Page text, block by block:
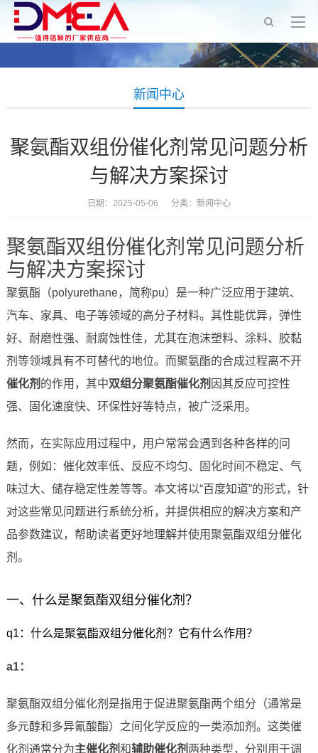
新闻中心
聚氨酯双组份催化剂常见问题分析
与解决方案探讨
日期：2025-05-06 分类： 新闻中心
聚氨酯双组份催化剂常见问题分析
与解决方案探讨
聚氨酯（polyurethane，简称pu）是一种广泛应用于建筑、
汽车、家具、电子等领域的高分子材料。其性能优异，弹性
好、耐磨性强、耐腐蚀性佳，尤其在泡沫塑料、涂料、胶黏
剂等领域具有不可替代的地位。而聚氨酯的合成过程离不开
催化剂 的作用，其中双组分聚氨酯催化剂 因其反应可控性
强、固化速度快、环保性好等特点，被广泛采用。
然而，在实际应用过程中，用户常常会遇到各种各样的问
题，例如：催化效率低、反应不均匀、固化时间不稳定、气
味过大、储存稳定性差等等。本文将以“百度知道”的形式，针
对这些常见问题进行系统分析，并提供相应的解决方案和产
品参数建议，帮助读者更好地理解并使用聚氨酯双组分催化
剂。
一、什么是聚氨酯双组分催化剂？
q1：什么是聚氨酯双组分催化剂？它有什么作用？
a1：
聚氨酯双组分催化剂是指用于促进聚氨酯两个组分（通常是
多元醇和多异氰酸酯）之间化学反应的一类添加剂。这类催
化剂通常分为主催化剂和辅助催化剂 两种类型，分别用于调